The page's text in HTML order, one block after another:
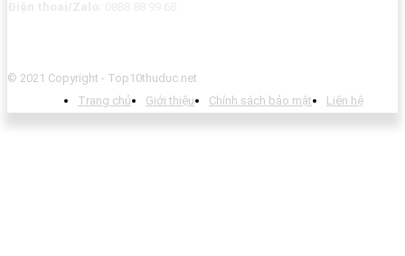
© 2021 Copyright - Top10thuduc.net
Trang chủ
Giới thiệu Chính sách bảo mật Liên hệ